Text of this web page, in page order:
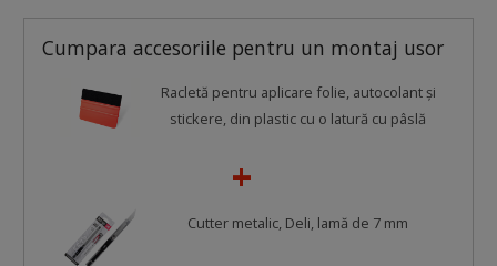
Cumpara accesoriile pentru un montaj usor
Racletă pentru aplicare folie, autocolant şi
stickere, din plastic cu o latură cu pâslă
Cutter metalic, Deli, lamă de 7 mm